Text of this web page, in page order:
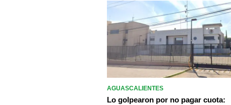
AGUASCALIENTES
Lo golpearon por no pagar cuota: